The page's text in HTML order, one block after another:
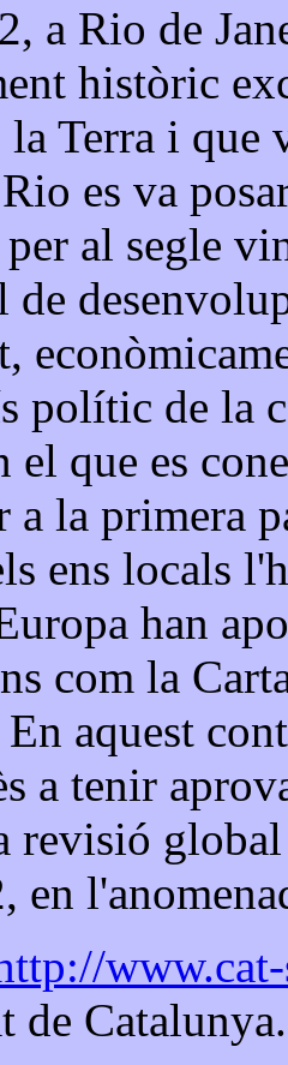
a Rio de
històric
Terra i que
es va
al segle
de
polític de la
el que es
a la primera
ens locals
han
com la
aquest
a tenir
revisió
en
de Catalunya.